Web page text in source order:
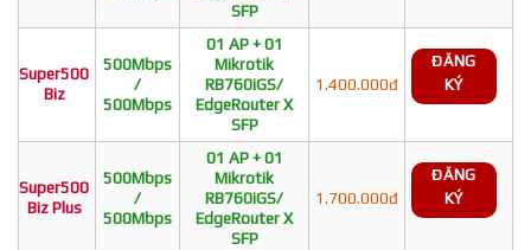
SFP
Super500
Biz
500Mbps
/
500Mbps
01 AP + 01
Mikrotik
RB760iGS/
EdgeRouter X
SFP
1.400.000đ
ĐĂNG
KÝ
Super500
Biz Plus
500Mbps
/
500Mbps
01 AP + 01
Mikrotik
RB760iGS/
EdgeRouter X
SFP
1.700.000đ
ĐĂNG
KÝ